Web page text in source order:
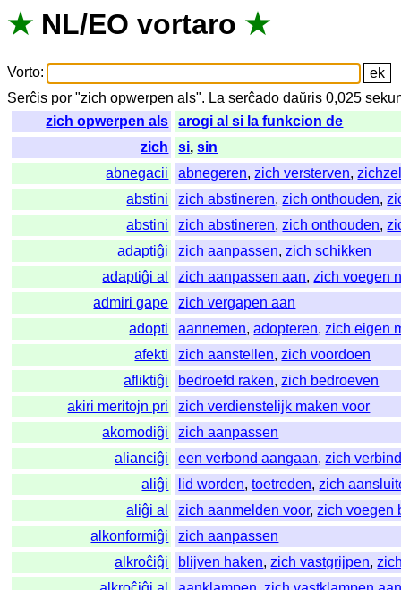
★ NL/EO vortaro ★
Vorto:
Serĉis por "zich opwerpen als". La serĉado daŭris 0,025
zich opwerpen als
arogi al si la funkcion de
zich
si,sin
abnegacii
abnegeren,zich versterven,
abstini
zich abstineren,zich onthouden,
abstini
zich abstineren,zich onthouden,
adaptiĝi
zich aanpassen,zich schikken
adaptiĝi al
zich aanpassen aan,zich voegen
admiri gape
zich vergapen aan
adopti
aannemen,adopteren,zich eigen
afekti
zich aanstellen,zich voordoen
afliktiĝi
bedroefd raken,zich bedroeven
akiri meritojn pri
zich verdienstelijk maken voor
akomodiĝi
zich aanpassen
alianciĝi
een verbond aangaan,zich
aliĝi
lid worden,toetreden,zich
aliĝi al
zich aanmelden voor,zich voegen
alkonformiĝi
zich aanpassen
alkroĉiĝi
blijven haken,zich vastgrijpen,